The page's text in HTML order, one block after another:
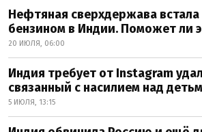
Нефтяная сверхдержава встала
бензином в Индии. Поможет ли
20 ИЮЛЯ, 06:00
Индия требует от Instagram
связанный с насилием над
5 ИЮЛЯ, 13:15